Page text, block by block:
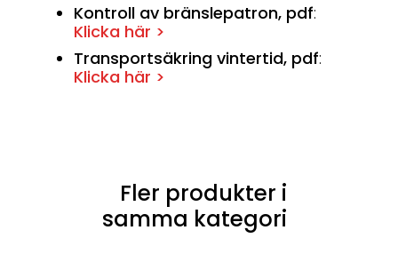
Kontroll av bränslepatron, pdf:
Klicka här >
Transportsäkring vintertid, pdf:
Klicka här >
Fler produkter i
samma kategori